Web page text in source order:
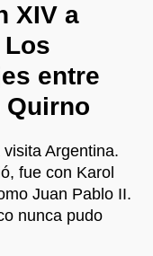
XIV a
Los
entre
Quirno
Argentina.
fue con Karol
Juan Pablo II.
nunca pudo